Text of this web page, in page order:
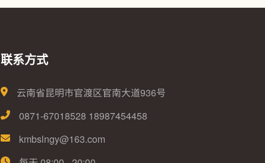
联系方式
云南省昆明市官渡区官南大道936号
0871-67018528 18987454458
kmbslngy@163.com